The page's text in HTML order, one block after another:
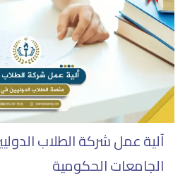
آلية عمل شركة الطلاب
الجامعات الحكومية